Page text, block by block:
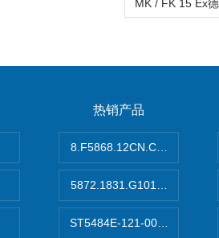
热销产品
8.F5868.12CN.C122德国
5872.1831.G101德国库伯勒
ST5484E-121-0032-00美国